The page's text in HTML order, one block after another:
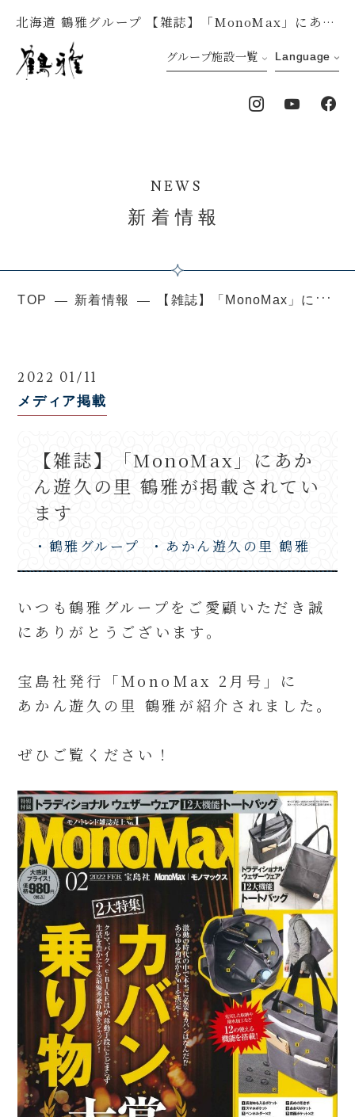
北海道 鶴雅グループ 【雑誌】「MonoMax」にあかん遊久の里 鶴雅が掲載されています
グループ施設一覧 Language
NEWS
新着情報
TOP 新着情報 【雑誌】「MonoMax」にあかん遊久の里 鶴雅が掲載されています
2022 01/11
メディア掲載
【雑誌】「MonoMax」にあか
ん遊久の里 鶴雅が掲載されてい
ます
・鶴雅グループ ・あかん遊久の里 鶴雅
いつも鶴雅グループをご愛顧いただき誠
にありがとうございます。
宝島社発行「MonoMax 2月号」に
あかん遊久の里 鶴雅が紹介されました。
ぜひご覧ください！